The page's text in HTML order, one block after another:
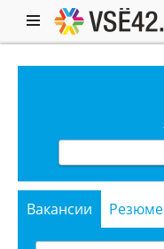
Вакансии Резюме